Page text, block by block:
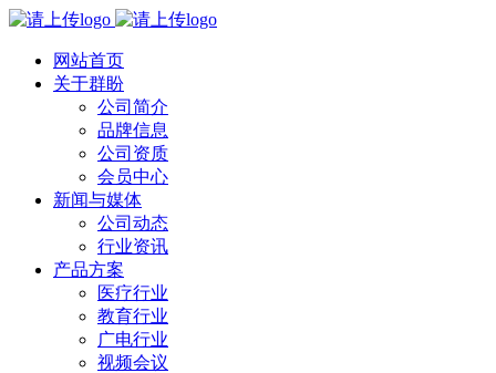
网站首页
关于群盼
公司简介
品牌信息
公司资质
会员中心
新闻与媒体
公司动态
行业资讯
产品方案
医疗行业
教育行业
广电行业
视频会议